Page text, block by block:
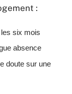
:
six mois
absence
doute sur une